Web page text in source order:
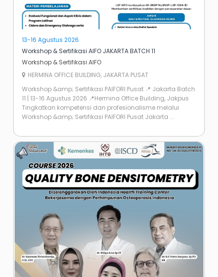
13-16 Agustus 2026
Workshop & Sertifikasi AIFO JAKARTA BATCH 11
Workshop & Sertifikasi AIFO
HERMINA OFFICE BUILDING, JAKARTA PUSAT
Workshop &amp; Sertifikasi PAIFORI Pusat 📍 Jakarta Batch
11 | 13-16 Agustus 2026 📍Hermina Office Building, Jakpus
Tingkatkan kompetensi dan profesionalisme melalui
Workshop &amp; Sertifikasi PAIFORI Pusat Jakarta ...